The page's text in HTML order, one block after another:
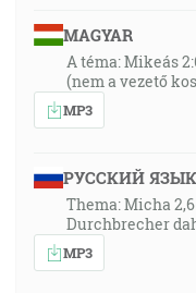
MAGYAR
A téma: Mikeás
(nem a vezető
MP3
РУССКИЙ ЯЗЫК
Thema: Micha
Durchbrecher
MP3